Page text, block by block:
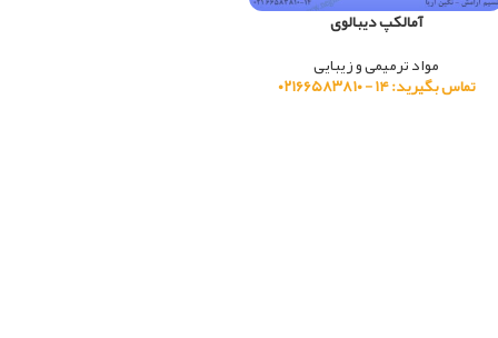
آمالکپ دیبالوی
مواد ترمیمی و زیبایی
تماس بگیرید: ۱۴ - ۰۲۱۶۶۵۸۳۸۱۰